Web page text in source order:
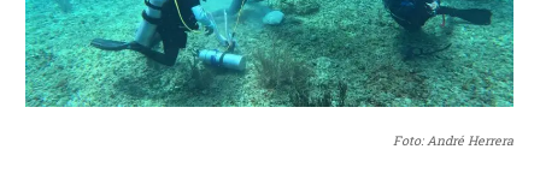
Foto: André Herrera